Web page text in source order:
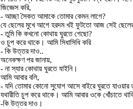
জিজ্ঞেস করি,
- আচ্ছা সৈকত আমাকে তোমার কেমন লাগে?
যে ছেলের মুখে আগে হরদম খই ফুটতো আজ সেই
- তুমি কি কখনো কোথায় ঘুরতে গেছো?
ও চুপ করে থাকে। আমি সিধাসিধি করি
- কি উত্তর দাও..
অনেকক্ষণ পর জানায়,
- না স্যার কোথায় ঘুরতে যাইনি।
আমি আবার বলি,
- যদি তোমার কোনো সুযোগ আসে বাইরে ঘুরতে যাওয়ার
যথারীতি চুপ করে থাকে। আমি আবার ওকে খোঁচাতে
-কি উত্তর দাও।